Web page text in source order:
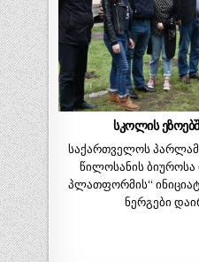
სკოლის
საქართველოს
წილოსანის
პლათფორმის“
ნერგები